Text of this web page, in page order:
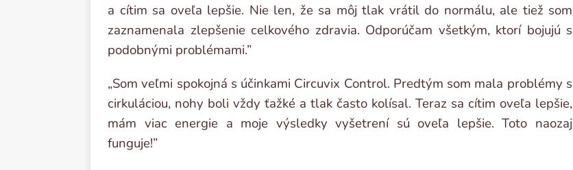
a cítim sa oveľa lepšie. Nie len, že sa môj tlak vrátil do normálu, ale tiež som
zaznamenala zlepšenie celkového zdravia. Odporúčam všetkým, ktorí bojujú s
podobnými problémami.”
„Som veľmi spokojná s účinkami Circuvix Control. Predtým som mala problémy s
cirkuláciou, nohy boli vždy ťažké a tlak často kolísal. Teraz sa cítim oveľa lepšie,
mám viac energie a moje výsledky vyšetrení sú oveľa lepšie. Toto naozaj
funguje!”